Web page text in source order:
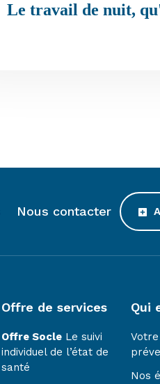
Le travail de nuit,
Nous contacter
Offre de services
Offre SocleLe suivi
individuel de l’état de
santé
Qui
Nos